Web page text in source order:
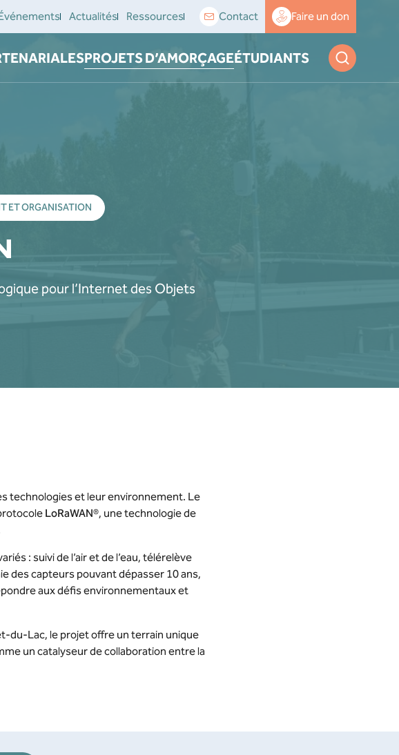
Actualités Ressources Contact Faire un don
PROJETS D’AMORÇAGEÉTUDIANTS
ET ORGANISATION
pour l’Internet des Objets
technologies et leur environnement. Le
LoRaWAN®, une technologie de
: suivi de l’air et de l’eau, télérelève
des capteurs pouvant dépasser 10 ans,
aux défis environnementaux et
du-Lac, le projet offre un terrain unique
un catalyseur de collaboration entre la